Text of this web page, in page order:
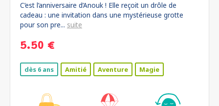
C’est l’anniversaire d’Anouk ! Elle reçoit un drôle de
cadeau : une invitation dans une mystérieuse grotte
pour son pre... suite
5.50 €
dès 6 ans Amitié Aventure Magie